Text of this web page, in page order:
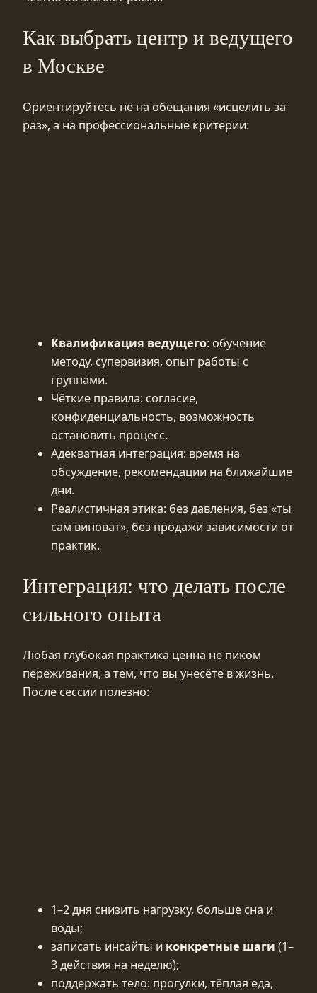
Как выбрать центр и ведущего
в Москве
Ориентируйтесь не на обещания «исцелить за
раз», а на профессиональные критерии:
Квалификация ведущего: обучение
методу, супервизия, опыт работы с
группами.
Чёткие правила: согласие,
конфиденциальность, возможность
остановить процесс.
Адекватная интеграция: время на
обсуждение, рекомендации на ближайшие
дни.
Реалистичная этика: без давления, без «ты
сам виноват», без продажи зависимости от
практик.
Интеграция: что делать после
сильного опыта
Любая глубокая практика ценна не пиком
переживания, а тем, что вы унесёте в жизнь.
После сессии полезно:
1–2 дня снизить нагрузку, больше сна и
воды;
записать инсайты и конкретные шаги (1–
3 действия на неделю);
поддержать тело: прогулки, тёплая еда,